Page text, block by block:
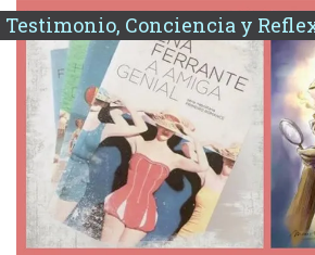
Testimonio, Conciencia y